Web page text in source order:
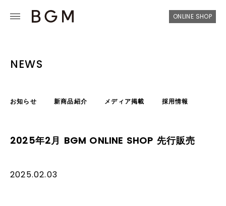
ONLINE SHOP
NEWS
お知らせ 新商品紹介 メディア掲載 採用情報
2025年2月 BGM ONLINE SHOP 先行販売
2025.02.03